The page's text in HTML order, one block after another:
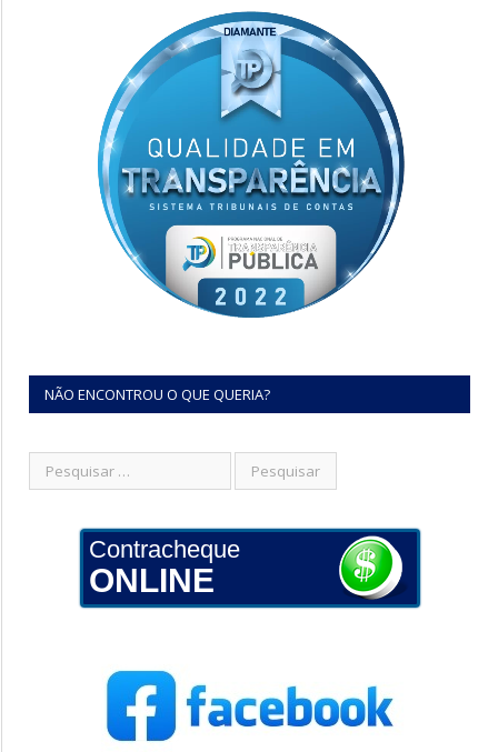
NÃO ENCONTROU O QUE QUERIA?
Contracheque
ONLINE